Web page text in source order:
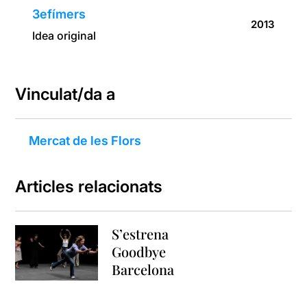
3efímers
Idea original
2013
Vinculat/da a
Mercat de les Flors
Articles relacionats
S’estrena
Goodbye
Barcelona